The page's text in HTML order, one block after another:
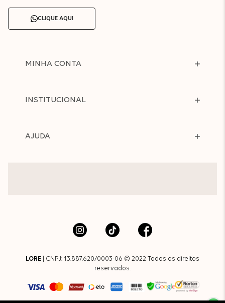
CLIQUE AQUI
MINHA CONTA
INSTITUCIONAL
AJUDA
LORE | CNPJ: 13.887.620/0003-06 © 2022 Todos os direitos
reservados.